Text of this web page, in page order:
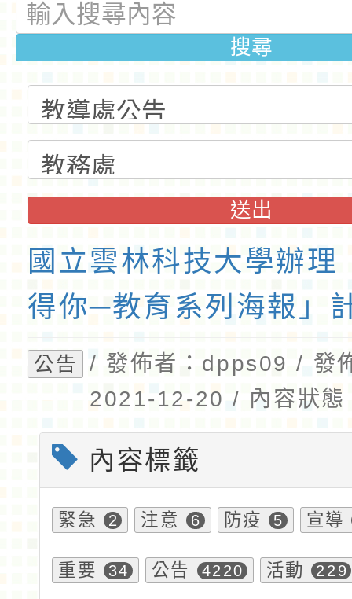
搜尋
送出
國立雲林科技大學辦理
得你─教育系列海報」
公告
/ 發佈者：dpps09 / 發
2021-12-20 / 內容狀態
內容標籤
緊急 2 注意 6 防疫 5 宣導
重要 34 公告 4220 活動 229